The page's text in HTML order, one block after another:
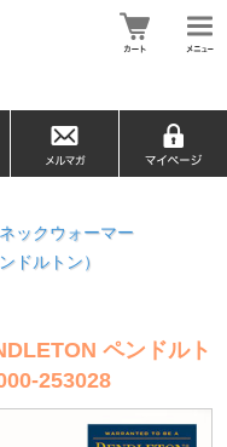
ックウォーマー
ドルトン）
ペンドルト
253028